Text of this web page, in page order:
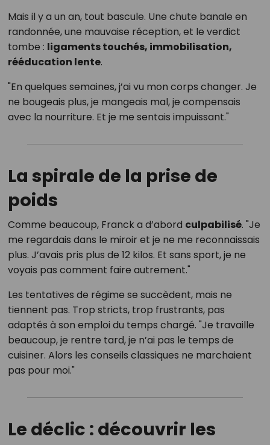
Mais il y a un an, tout bascule. Une chute banale en
randonnée, une mauvaise réception, et le verdict
tombe : ligaments touchés, immobilisation,
rééducation lente.
"En quelques semaines, j’ai vu mon corps changer. Je
ne bougeais plus, je mangeais mal, je compensais
avec la nourriture. Et je me sentais impuissant."
La spirale de la prise de
poids
Comme beaucoup, Franck a d’abord culpabilisé. "Je
me regardais dans le miroir et je ne me reconnaissais
plus. J’avais pris plus de 12 kilos. Et sans sport, je ne
voyais pas comment faire autrement."
Les tentatives de régime se succèdent, mais ne
tiennent pas. Trop stricts, trop frustrants, pas
adaptés à son emploi du temps chargé. "Je travaille
beaucoup, je rentre tard, je n’ai pas le temps de
cuisiner. Alors les conseils classiques ne marchaient
pas pour moi."
Le déclic : découvrir les